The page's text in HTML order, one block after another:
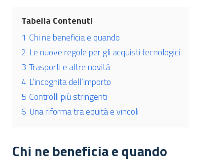
Tabella Contenuti
1 Chi ne beneficia e quando
2 Le nuove regole per gli acquisti tecnologici
3 Trasporti e altre novità
4 L’incognita dell’importo
5 Controlli più stringenti
6 Una riforma tra equità e vincoli
Chi ne beneficia e quando